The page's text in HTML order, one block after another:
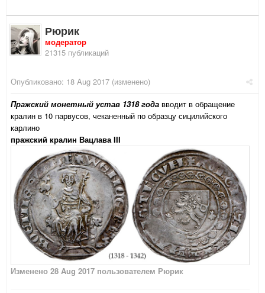
Рюрик
модератор
21315 публикаций
Опубликовано: 18 Aug 2017 (изменено)
Пражский монетный устав 1318 года вводит в обращение
кралин в 10 парвусов, чеканенный по образцу сицилийского
карлино
пражский кралин Вацлава III
Изменено 28 Aug 2017 пользователем Рюрик